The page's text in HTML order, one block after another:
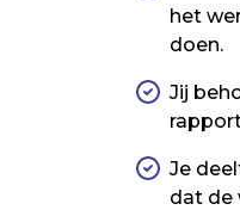
het
doen.
Jij
Je
dat de